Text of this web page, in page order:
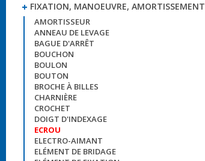
FIXATION, MANOEUVRE, AMORTISSEMENT
AMORTISSEUR
ANNEAU DE LEVAGE
BAGUE D'ARRÊT
BOUCHON
BOULON
BOUTON
BROCHE À BILLES
CHARNIÈRE
CROCHET
DOIGT D'INDEXAGE
ECROU
ELECTRO-AIMANT
ELÉMENT DE BRIDAGE